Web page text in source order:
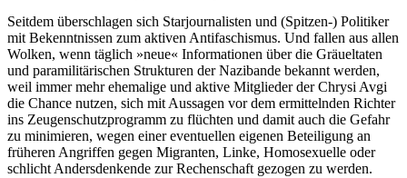
Seitdem überschlagen sich Starjournalisten und (Spitzen-) Politiker
mit Bekenntnissen zum aktiven Antifaschismus. Und fallen aus allen
Wolken, wenn täglich »neue« Informationen über die Gräueltaten
und paramilitärischen Strukturen der Nazibande bekannt werden,
weil immer mehr ehemalige und aktive Mitglieder der Chrysi Avgi
die Chance nutzen, sich mit Aussagen vor dem ermittelnden Richter
ins Zeugenschutzprogramm zu flüchten und damit auch die Gefahr
zu minimieren, wegen einer eventuellen eigenen Beteiligung an
früheren Angriffen gegen Migranten, Linke, Homosexuelle oder
schlicht Andersdenkende zur Rechenschaft gezogen zu werden.